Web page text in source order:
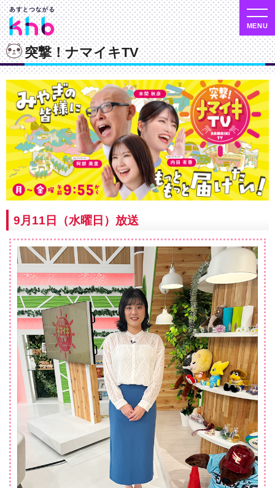
突撃！ナマイキTV
9月11日（水曜日）放送